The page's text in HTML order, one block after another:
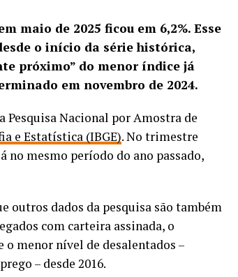
maio de 2025 ficou em 6,2%. Esse
o início da série histórica,
próximo” do menor índice já
em novembro de 2024.
Pesquisa Nacional por Amostra de
e Estatística (IBGE). No trimestre
no mesmo período do ano passado,
outros dados da pesquisa são também
com carteira assinada, o
menor nível de desalentados –
– desde 2016.